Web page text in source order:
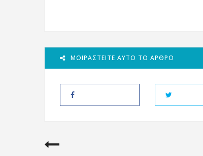
ΜΟΙΡΑΣΤΕΊΤΕ ΑΥΤΌ ΤΟ ΆΡΘΡΟ